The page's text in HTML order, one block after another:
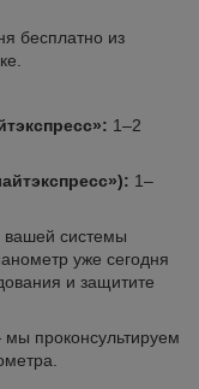
бесплатно из
1–2
1–
вашей системы
уже сегодня
и защитите
проконсультируем